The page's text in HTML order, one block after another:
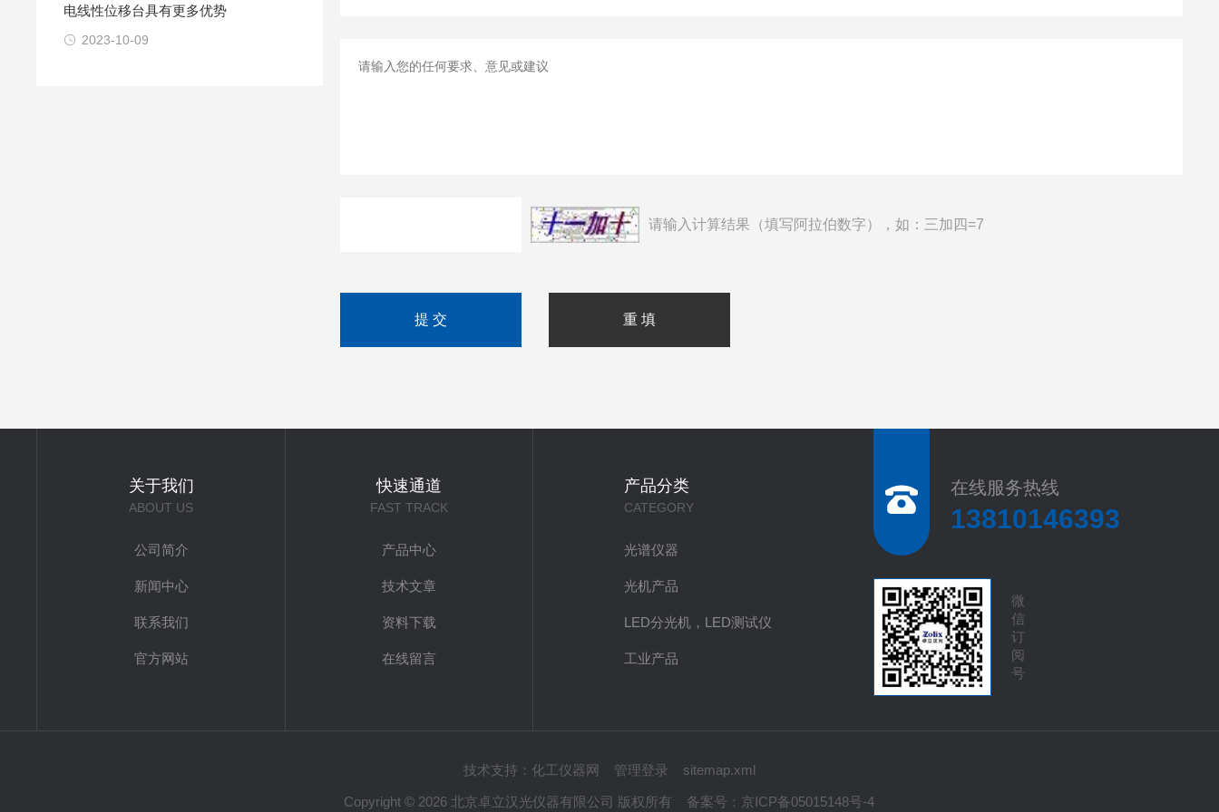
电线性位移台具有更多优势
2023-10-09
请输入计算结果（填写阿拉伯数字），如：三加四=7
关于我们
ABOUT US
公司简介
新闻中心
联系我们
官方网站
快速通道
FAST TRACK
产品中心
技术文章
资料下载
在线留言
产品分类
CATEGORY
光谱仪器
光机产品
LED分光机，LED测试仪
工业产品
在线服务热线
13810146393
微
信
订
阅
号
技术支持： 化工仪器网 管理登录 sitemap.xml
Copyright © 2026 北京卓立汉光仪器有限公司 版权所有 备案号： 京ICP备05015148号-4